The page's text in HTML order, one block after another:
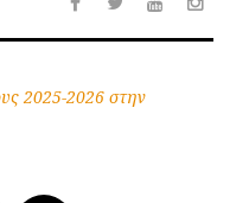
Facebook
TwitterYoutube
2025-2026 στην